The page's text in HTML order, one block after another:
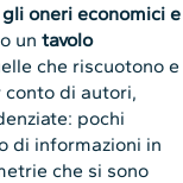
gli oneri economici e
un tavolo
che riscuotono e
conto di autori,
pochi
di informazioni in
che si sono